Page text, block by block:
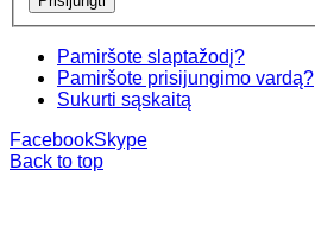
Pamiršote slaptažodį?
Pamiršote prisijungimo vardą?
Sukurti sąskaitą
FacebookSkype
Back to top